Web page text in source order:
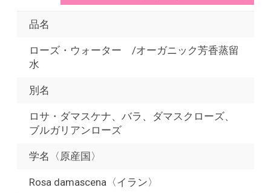
品名
ローズ・ウォーター /オーガニック芳香蒸留
水
別名
ロサ・ダマスケナ、バラ、ダマスクローズ、
ブルガリアンローズ
学名〈原産国〉
Rosa damascena〈イラン〉